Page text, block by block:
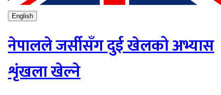
English
नेपालले जर्सीसँग दुई खेलको अभ्यास
शृंखला खेल्ने